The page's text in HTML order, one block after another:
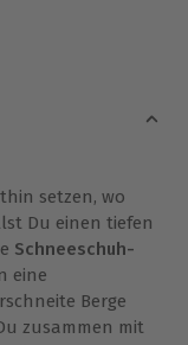
setzen, wo
Du einen tiefen
Schneeschuh-
eine
Berge
zusammen mit